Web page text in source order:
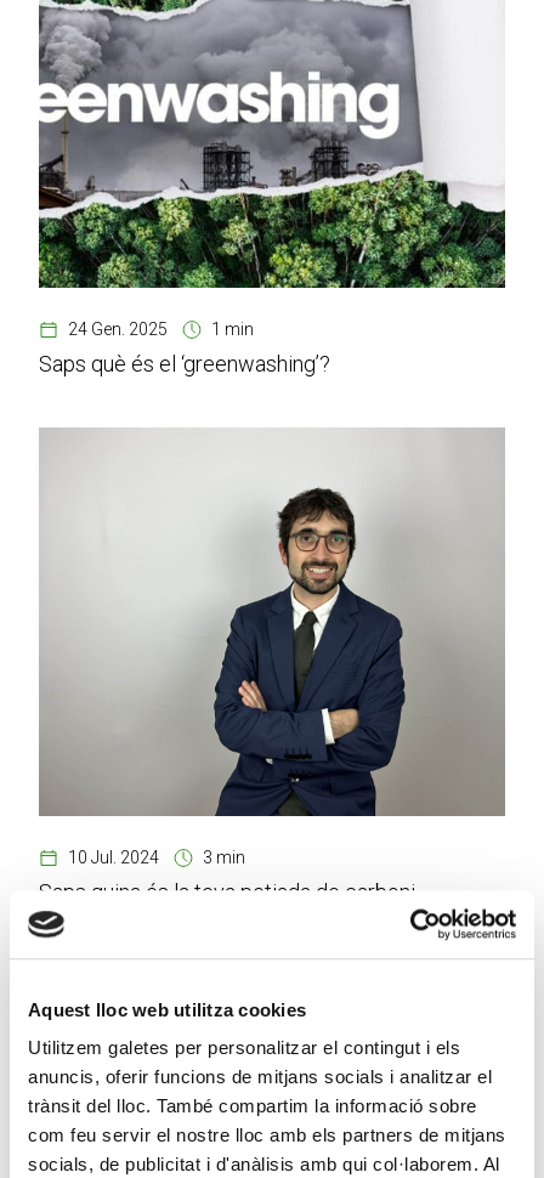
Aquest lloc web utilitza cookies
Utilitzem galetes per personalitzar el contingut i els
anuncis, oferir funcions de mitjans socials i analitzar el
trànsit del lloc. També compartim la informació sobre
com feu servir el nostre lloc amb els partners de mitjans
socials, de publicitat i d'anàlisis amb qui col·laborem. Al
24 Gen. 2025 1 min
Saps què és el ‘greenwashing’?
10 Jul. 2024 3 min
Saps quina és la teva petjada de carboni
personal?